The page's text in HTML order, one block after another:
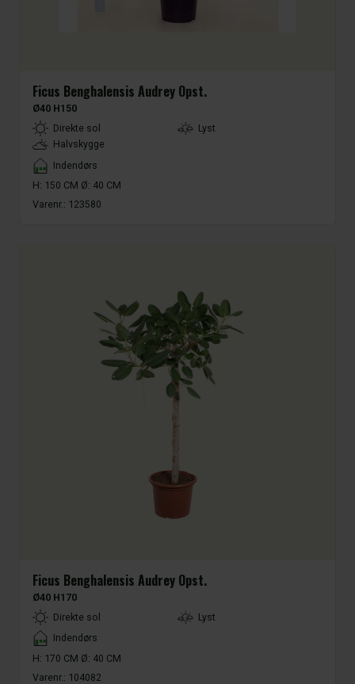
Ficus Benghalensis Audrey Opst.
Ø40 H150
LightTypeDirekte sol
Lyst
Halvskygge
Placement
Indendørs
H: 150 CM Ø: 40 CM
Varenr.: 123580
Ficus Benghalensis Audrey Opst.
Ø40 H170
LightTypeDirekte sol
Lyst
Placement
Indendørs
H: 170 CM Ø: 40 CM
Varenr.: 104082